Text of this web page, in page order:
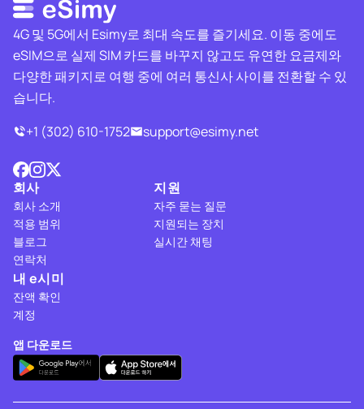
4G 및 5G에서 Esimy로 최대 속도를 즐기세요. 이동 중에도
eSIM으로 실제 SIM 카드를 바꾸지 않고도 유연한 요금제와
다양한 패키지로 여행 중에 여러 통신사 사이를 전환할 수 있
습니다.
+1 (302) 610-1752
support@esimy.net
회사
회사 소개
적용 범위
블로그
연락처
지원
자주 묻는 질문
지원되는 장치
실시간 채팅
내 e시미
잔액 확인
계정
앱 다운로드